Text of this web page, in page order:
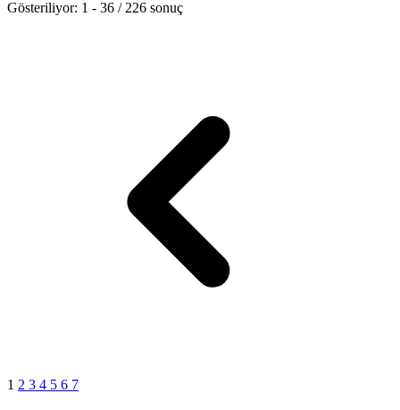
Gösteriliyor: 1 - 36 / 226 sonuç
1 2 3 4 5 6 7